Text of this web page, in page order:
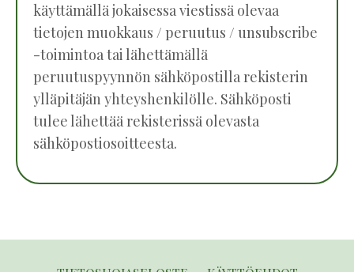
käyttämällä jokaisessa viestissä olevaa
tietojen muokkaus / peruutus / unsubscribe
-toimintoa tai lähettämällä
peruutuspyynnön sähköpostilla rekisterin
ylläpitäjän yhteyshenkilölle. Sähköposti
tulee lähettää rekisterissä olevasta
sähköpostiosoitteesta.